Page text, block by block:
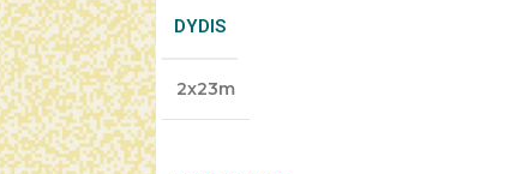
DYDIS
2x23m